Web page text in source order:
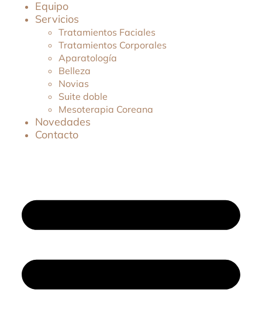
Equipo
Servicios
Tratamientos Faciales
Tratamientos Corporales
Aparatología
Belleza
Novias
Suite doble
Mesoterapia Coreana
Novedades
Contacto